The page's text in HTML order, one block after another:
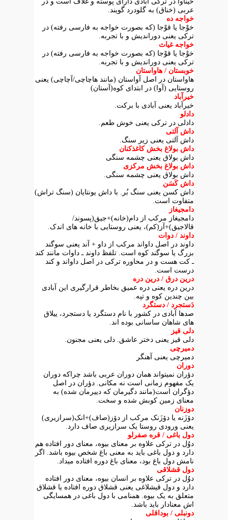
عربی (خناق) به گلودرد گویند.
خواجه ده
خوْجا یا قوْجا (که بصورت خواجه به فارسی رفته) در
ترکی یعنی دوراندیش و با تجربه.
خواجه غیاث
خوْجا یا قوْجا (که بصورت خواجه به فارسی رفته) در
ترکی یعنی دوراندیش و با تجربه.
خوبستان / هاواستان
هاواستان در اصل آواستان (مانند هاچاچی/آچاچی) یعنی
روستایی (آوا) در ابتدای کوه(آستان)
خیرآباد
خیرآباد یعنی آبادی با برکت.
دادلو
دادلی در ترکی یعنی خوش طعم.
داش آلتی
داش آلتی یعنی زیر سنگ.
داش بولاغ بخش کاغذکنان
داش بولاق یعنی چشمه سنگی
داش بولاغ بخش مرکزی
داش بولاق یعنی چشمه سنگی.
داش کَسَن
داش کسن یعنی سنگ بُر. با داش یونتایان (سنگ تراش)
متفاوت است.
دامجیغاز
دامجیغاز مرکب از دام(خانه)+جیق(پسوند/
قالاجیق)+آز(کم)، یعنی روستایی با خانه های اندک.
داوند / دوات
داوند در اصل داواند مرکب از داو + آند یعنی سوگند
بزرگ یا سوگند کوه است. تلفظ داوند ـ داوات مانند کند
ـ کت هست و در محاوره ترکی در اصل داواند و کند
درست است.
درین درق / درین دره
درین دره یعنی دره عمیق بخاطر قرارگیری این آبادی
بین چندین کوه و تپه.
دَستجرد / دستگرد
صدها آبادی در کشور با نام دستگرد یا دستجرد، ییلاق
های شاهان ساسانی بوده اند.
دلی قیز
دلی قیز یعنی دختر عاشق. دلی یعنی مجنون.
دمیرچی
دمیرچی یعنی آهنگر
دوران
دؤران نمیتواند همان دوران عربی باشد چراکه دوران
یک مفهوم زمانی است نه مکانی. دؤران در اصل
دؤگران است(مانند دگیرمان که دییرمان شده) به
معنای زمین کوبش شده و سخت.
دوزنان
دۆزَنه یا دۆزَنک مرکب از دۆز(صاف)+انک(سرازیری)
یعنی ورودی روستا یک سرازیری صاف دارد.
دول باغی / قره صفرلو
دوُل در ترکی علاوه بر معنای بیوه، معنای دور افتاده هم
دارد و دول باغی باید به معنی باغ شخص بیوه باشد. اگر
نامش دول باغ بود، معنای باغ دوره افتاده میداد.
دول قشلاقی
دوُل در ترکی علاوه بر انسان بیوه، معنای دور افتاده
دارد و دول قیشلاغی یعنی قشلاق دوره افتاده یا قشلاق
متعلق به یک بیوه. همنامی با دول باغی در همسایگی
اش معنادار باید باشد.
دونبلی / بوداقلی